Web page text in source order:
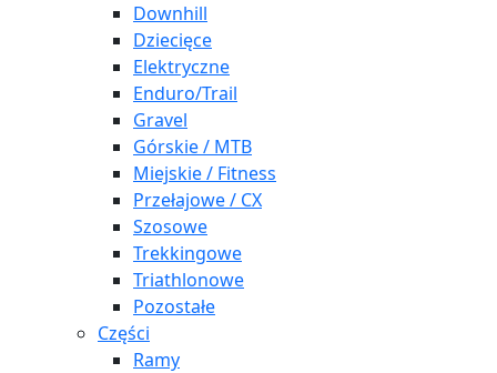
Downhill
Dziecięce
Elektryczne
Enduro/Trail
Gravel
Górskie / MTB
Miejskie / Fitness
Przełajowe / CX
Szosowe
Trekkingowe
Triathlonowe
Pozostałe
Części
Ramy